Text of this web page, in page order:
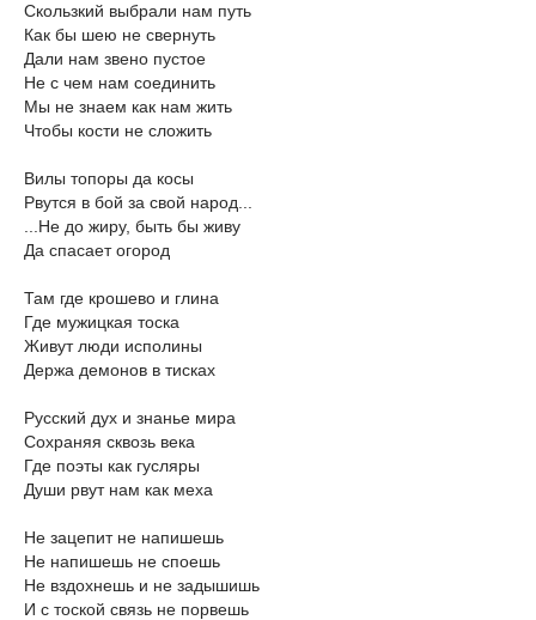
Скользкий выбрали нам путь
Как бы шею не свернуть
Дали нам звено пустое
Не с чем нам соединить
Мы не знаем как нам жить
Чтобы кости не сложить
Вилы топоры да косы
Рвутся в бой за свой народ...
...Не до жиру, быть бы живу
Да спасает огород
Там где крошево и глина
Где мужицкая тоска
Живут люди исполины
Держа демонов в тисках
Русский дух и знанье мира
Сохраняя сквозь века
Где поэты как гусляры
Души рвут нам как меха
Не зацепит не напишешь
Не напишешь не споешь
Не вздохнешь и не задышишь
И с тоской связь не порвешь